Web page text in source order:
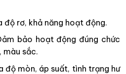
độ rơ, khả năng hoạt động.
bảo hoạt động đúng chức
màu sắc.
độ mòn, áp suất, tình trạng hư